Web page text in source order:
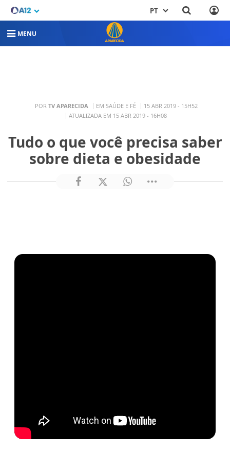
PT
MENU
POR TV APARECIDA EM SAÚDE E FÉ
15 ABR 2019 - 15H52
ATUALIZADA EM 15 ABR 2019 - 16H08
Tudo o que você precisa saber
sobre dieta e obesidade